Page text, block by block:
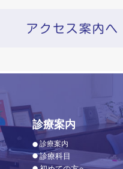
診療案内
診療案内
診療科目